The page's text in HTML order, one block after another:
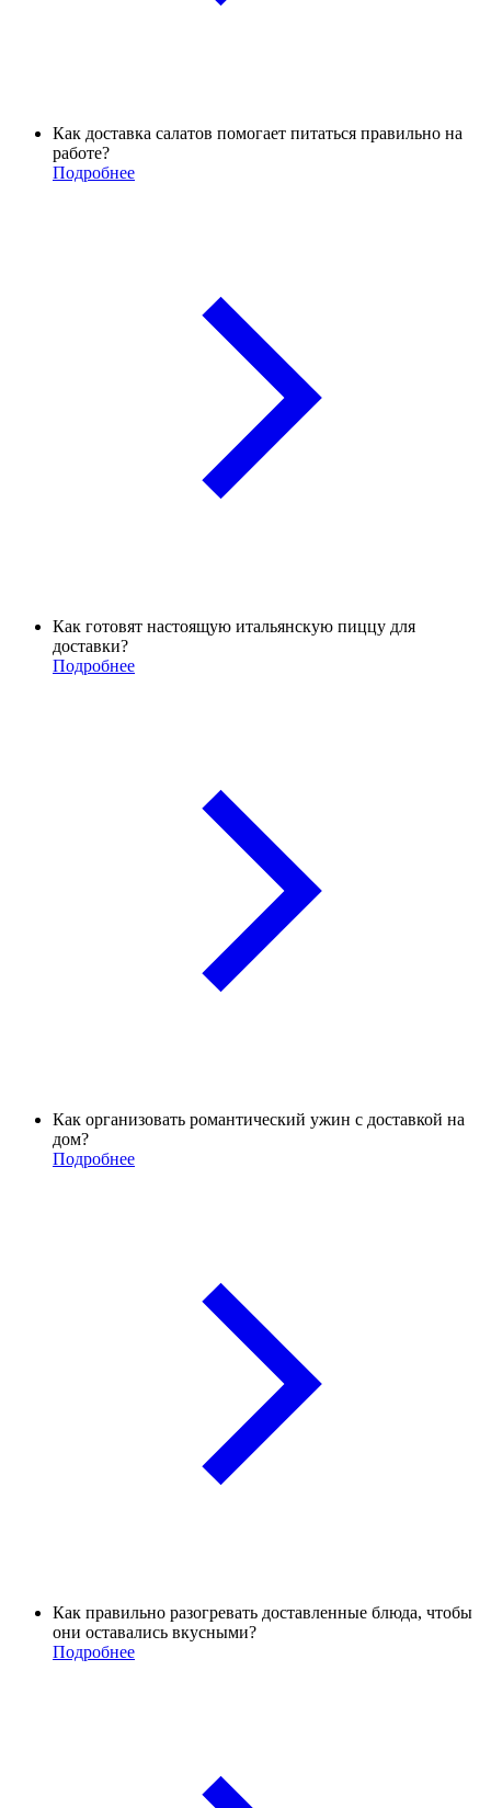
Как доставка салатов помогает питаться правильно на
работе?
Подробнее
Как готовят настоящую итальянскую пиццу для
доставки?
Подробнее
Как организовать романтический ужин с доставкой на
дом?
Подробнее
Как правильно разогревать доставленные блюда, чтобы
они оставались вкусными?
Подробнее